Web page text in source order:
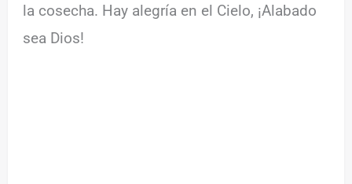
la cosecha. Hay alegría en el Cielo, ¡Alabado
sea Dios!